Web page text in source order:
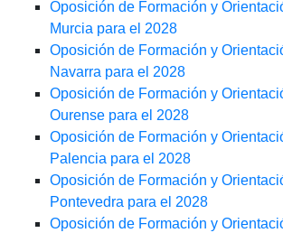
Oposición de Formación y
Murcia para el 2028
Oposición de Formación y
Navarra para el 2028
Oposición de Formación y
Ourense para el 2028
Oposición de Formación y
Palencia para el 2028
Oposición de Formación y
Pontevedra para el 2028
Oposición de Formación y